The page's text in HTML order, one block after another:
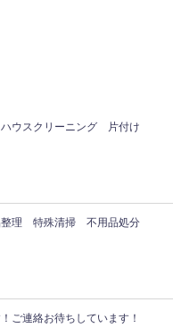
ウスクリーニング 片付け
理 特殊清掃 不用品処分
ご連絡お待ちしています！